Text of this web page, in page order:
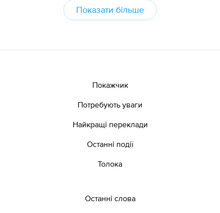
Показати більше
Покажчик
Потребують уваги
Найкращі переклади
Останні події
Толока
Останні слова